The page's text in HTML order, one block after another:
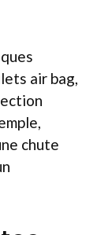
air bag,
chute